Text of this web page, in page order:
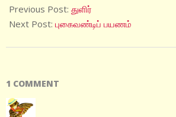
08-
15
Previous Post: துளிர்
Next Post: புகைவண்டிப் பயணம்
1 COMMENT